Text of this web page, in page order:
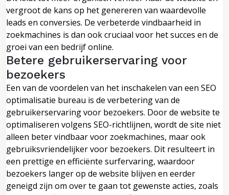
vergroot de kans op het genereren van waardevolle
leads en conversies. De verbeterde vindbaarheid in
zoekmachines is dan ook cruciaal voor het succes en de
groei van een bedrijf online.
Betere gebruikerservaring voor
bezoekers
Een van de voordelen van het inschakelen van een SEO
optimalisatie bureau is de verbetering van de
gebruikerservaring voor bezoekers. Door de website te
optimaliseren volgens SEO-richtlijnen, wordt de site niet
alleen beter vindbaar voor zoekmachines, maar ook
gebruiksvriendelijker voor bezoekers. Dit resulteert in
een prettige en efficiënte surfervaring, waardoor
bezoekers langer op de website blijven en eerder
geneigd zijn om over te gaan tot gewenste acties, zoals